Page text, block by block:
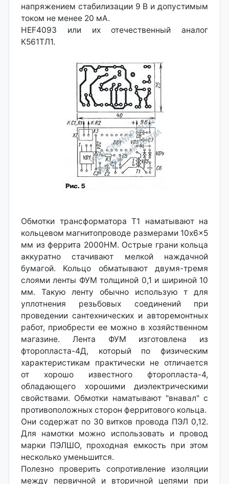
напряжением стабилизации 9 В и допустимым
током не менее 20 мА.
HEF4093 или их отечественный аналог
К561ТЛ1.
Обмотки трансформатора Т1 наматывают на
кольцевом магнитопроводе размерами 10x6x5
мм из феррита 2000НМ. Острые грани кольца
аккуратно стачивают мелкой наждачной
бумагой. Кольцо обматывают двумя-тремя
слоями ленты ФУМ толщиной 0,1 и шириной 10
мм. Такую ленту обычно использую т для
уплотнения резьбовых соединений при
проведении сантехнических и авторемонтных
работ, приобрести ее можно в хозяйственном
магазине. Лента ФУМ изготовлена из
фторопласта-4Д, который по физическим
характеристикам практически не отличается
от хорошо известного фторопласта-4,
обладающего хорошими диэлектрическими
свойствами. Обмотки наматывают "внавал" с
противоположных сторон ферритового кольца.
Они содержат по 30 витков провода ПЭЛ 0,12.
Для намотки можно использовать и провод
марки ПЭЛШО, проходная емкость при этом
несколько уменьшится.
Полезно проверить сопротивление изоляции
между первичной и вторичной цепями при